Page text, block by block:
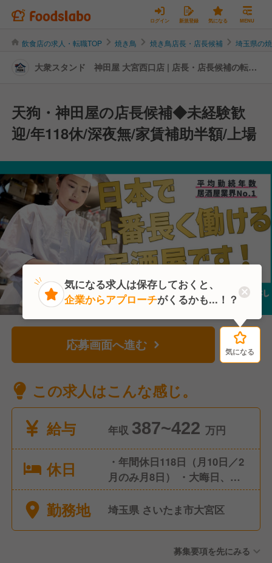
ログイン 新規登録 気になる MENU
飲食店の求人・転職TOP 焼き鳥 焼き鳥店長・店長候補 埼玉県の
大衆スタンド 神田屋 大宮西口店 | 店長・店長候補の転
天狗・神田屋の店長候補◆未経験歓
迎/年118休/深夜無/家賃補助半額/上場
応募画面へ進む 気になる
この求人はこんな感じ。
給与
年収 387~422 万円
休日
・年間休日118日（月10日／2
月のみ月8日） ・大晦日、元
日 全店休業 ・夏季休暇 ・冬
季休暇 ・有給休暇 ・慶弔休暇
勤務地 埼玉県 さいたま市大宮区
募集要項を先にみる
気になる
気になる求人は保存しておくと、
企業からアプローチがくるかも...！？